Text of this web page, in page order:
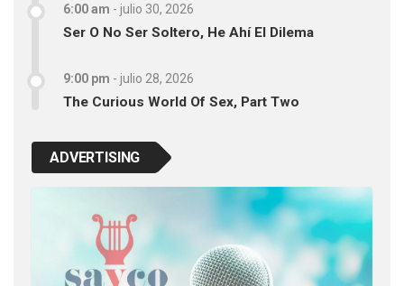
6:00 am - julio 30, 2026
Ser O No Ser Soltero, He Ahí El Dilema
9:00 pm - julio 28, 2026
The Curious World Of Sex, Part Two
ADVERTISING